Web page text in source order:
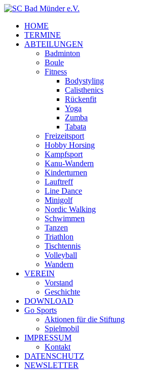
HOME
TERMINE
ABTEILUNGEN
Badminton
Boule
Fitness
Bodystyling
Calisthenics
Rückenfit
Yoga
Zumba
Tabata
Freizeitsport
Hobby Horsing
Kampfsport
Kanu-Wandern
Kinderturnen
Lauftreff
Line Dance
Minigolf
Nordic Walking
Schwimmen
Tanzen
Triathlon
Tischtennis
Volleyball
Wandern
VEREIN
Vorstand
Geschichte
DOWNLOAD
Go Sports
Aktionen für die Stiftung
Spielmobil
IMPRESSUM
Kontakt
DATENSCHUTZ
NEWSLETTER